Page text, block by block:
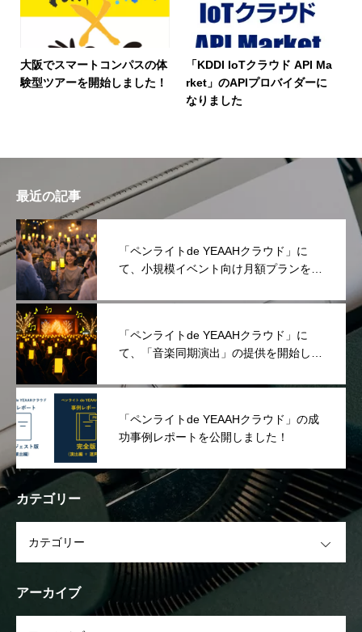
大阪でスマートコンパスの体
験型ツアーを開始しました！
「KDDI IoTクラウド API Ma
rket」のAPIプロバイダーに
なりました
最近の記事
「ペンライトde YEAAHクラウド」に
て、小規模イベント向け月額プランを提
「ペンライトde YEAAHクラウド」に
て、「音楽同期演出」の提供を開始しま
「ペンライトde YEAAHクラウド」の成
功事例レポートを公開しました！
カテゴリー
アーカイブ